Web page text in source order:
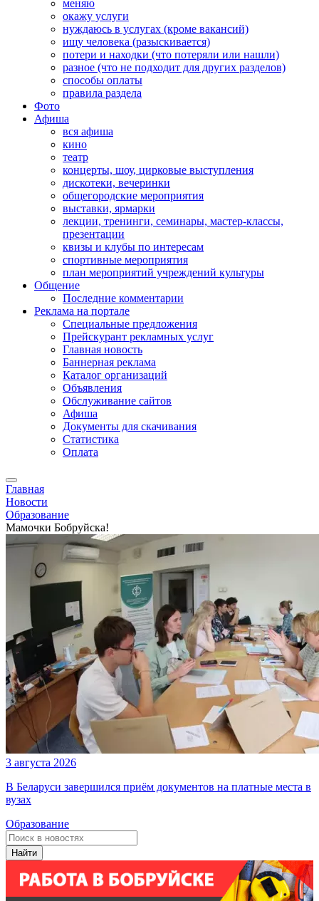
меняю
окажу услуги
нуждаюсь в услугах (кроме вакансий)
ищу человека (разыскивается)
потери и находки (что потеряли или нашли)
разное (что не подходит для других разделов)
способы оплаты
правила раздела
Фото
Афиша
вся афиша
кино
театр
концерты, шоу, цирковые выступления
дискотеки, вечеринки
общегородские мероприятия
выставки, ярмарки
лекции, тренинги, семинары, мастер-классы,
презентации
квизы и клубы по интересам
спортивные мероприятия
план мероприятий учреждений культуры
Общение
Последние комментарии
Реклама на портале
Специальные предложения
Прейскурант рекламных услуг
Главная новость
Баннерная реклама
Каталог организаций
Объявления
Обслуживание сайтов
Афиша
Документы для скачивания
Статистика
Оплата
Главная
Новости
Образование
Мамочки Бобруйска!
3 августа 2026
В Беларуси завершился приём документов на платные места в
вузах
Образование
Найти